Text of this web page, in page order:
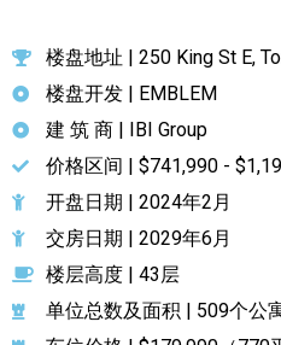
楼盘地址 | 250 King St E,
楼盘开发 | EMBLEM
建 筑 商 | IBI Group
价格区间 | $741,990 -
开盘日期 | 2024年2月
交房日期 | 2029年6月
楼层高度 | 43层
单位总数及面积 | 509个公